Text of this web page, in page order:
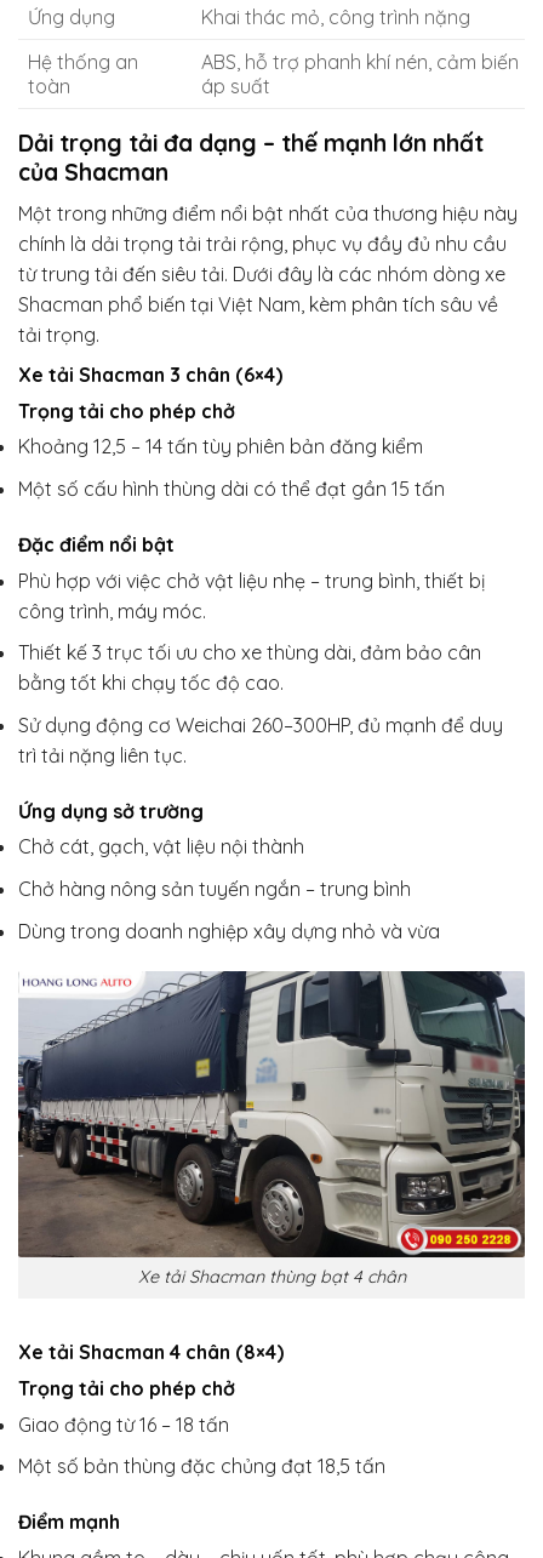
Ứng dụng
Khai thác mỏ, công trình nặng
Hệ thống an
toàn
ABS, hỗ trợ phanh khí nén, cảm biến
áp suất
Dải trọng tải đa dạng – thế mạnh lớn nhất
của Shacman
Một trong những điểm nổi bật nhất của thương hiệu này
chính là dải trọng tải trải rộng, phục vụ đầy đủ nhu cầu
từ trung tải đến siêu tải. Dưới đây là các nhóm dòng xe
Shacman phổ biến tại Việt Nam, kèm phân tích sâu về
tải trọng.
Xe tải Shacman 3 chân (6×4)
Trọng tải cho phép chở
Khoảng 12,5 – 14 tấn tùy phiên bản đăng kiểm
Một số cấu hình thùng dài có thể đạt gần 15 tấn
Đặc điểm nổi bật
Phù hợp với việc chở vật liệu nhẹ – trung bình, thiết bị
công trình, máy móc.
Thiết kế 3 trục tối ưu cho xe thùng dài, đảm bảo cân
bằng tốt khi chạy tốc độ cao.
Sử dụng động cơ Weichai 260–300HP, đủ mạnh để duy
trì tải nặng liên tục.
Ứng dụng sở trường
Chở cát, gạch, vật liệu nội thành
Chở hàng nông sản tuyến ngắn – trung bình
Dùng trong doanh nghiệp xây dựng nhỏ và vừa
Xe tải Shacman thùng bạt 4 chân
Xe tải Shacman 4 chân (8×4)
Trọng tải cho phép chở
Giao động từ 16 – 18 tấn
Một số bản thùng đặc chủng đạt 18,5 tấn
Điểm mạnh